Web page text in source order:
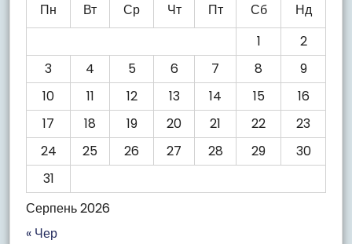
Серпень 2026
Пн Вт Ср Чт Пт Сб
Нд
1
2
3
4 5 6 7 8
9
10
11 12 13 14 15
16
17
18 19 20 21 22
23
24
25 26 27 28 29
30
31
« Чер